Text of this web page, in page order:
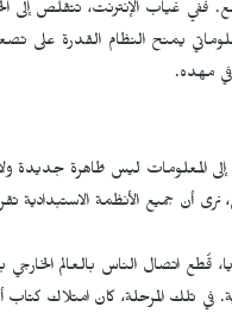
غياب الإنترنت، تتقلص إلى الحد
يمنح النظام القدرة على
مهده.
إلى المعلومات ليس ظاهرة جديدة
نرى أن جميع الأنظمة الاستبدادية
قُطع اتصال الناس بالعالم
تلك المرحلة، كان امتلاك